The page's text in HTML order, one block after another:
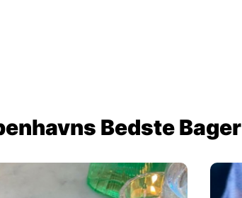
Bedste Bager